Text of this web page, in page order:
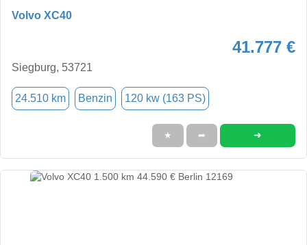
Volvo XC40
41.777 €
Siegburg, 53721
24.510 km Benzin 120 kw (163 PS)
★ ➦ ➜